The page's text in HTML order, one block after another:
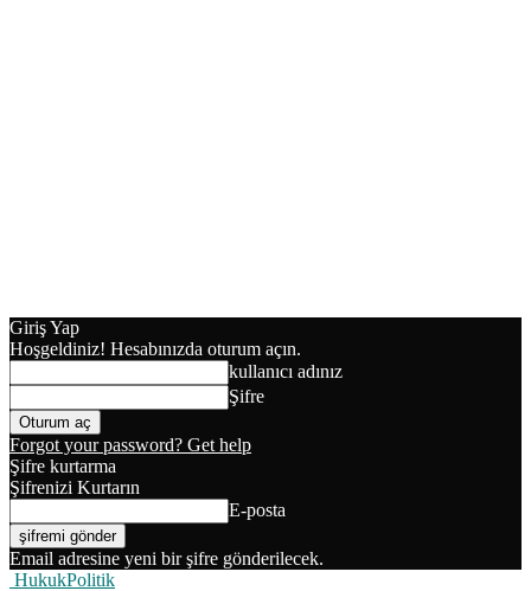
Giriş Yap
Hoşgeldiniz! Hesabınızda oturum açın.
kullanıcı adınız
Şifre
Forgot your password? Get help
Şifre kurtarma
Şifrenizi Kurtarın
E-posta
Email adresine yeni bir şifre gönderilecek.
HukukPolitik